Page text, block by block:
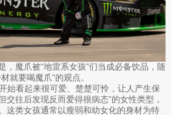
，魔爪被“地雷系女孩”们当成必备饮品，随
就要喝魔爪”的观点。
始看起来很可爱、楚楚可怜，让人产生保
交往后发现反而爱得很病态”的女性类型，
这类女孩通常以瘦弱和幼女化的身材为特